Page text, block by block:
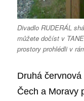
Divadlo RUDERÁL
můžete dočíst v
prostory prohlédli v
Druhá
Čech a Moravy